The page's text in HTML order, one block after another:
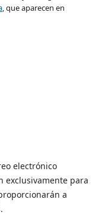
, que aparecen en
electrónico
exclusivamente para
a